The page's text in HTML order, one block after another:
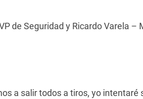
de Seguridad y Ricardo Varela –
a salir todos a tiros, yo intentaré